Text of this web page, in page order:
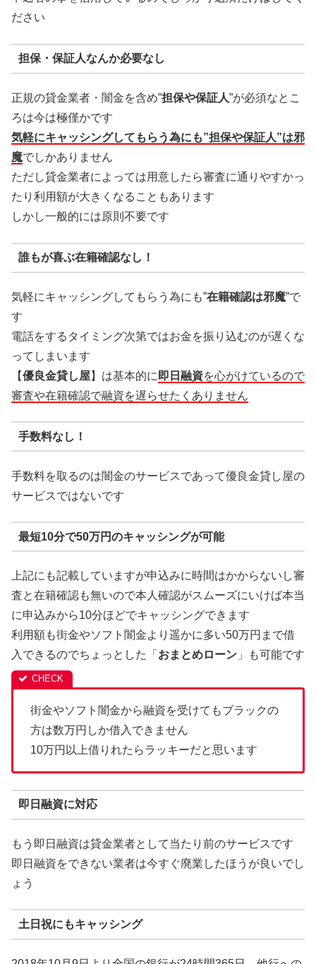
ださい
担保・保証人なんか必要なし
正規の貸金業者・闇金を含め”担保や保証人”が必須なとこ
ろは今は極僅かです
気軽にキャッシングしてもらう為にも”担保や保証人”は邪
魔でしかありません
ただし貸金業者によっては用意したら審査に通りやすかっ
たり利用額が大きくなることもあります
しかし一般的には原則不要です
誰もが喜ぶ在籍確認なし！
気軽にキャッシングしてもらう為にも”在籍確認は邪魔”で
す
電話をするタイミング次第ではお金を振り込むのが遅くな
ってしまいます
【優良金貸し屋】は基本的に 即日融資を心がけているので
審査や在籍確認で融資を遅らせたくありません
手数料なし！
手数料を取るのは闇金のサービスであって優良金貸し屋の
サービスではないです
最短10分で50万円のキャッシングが可能
上記にも記載していますが申込みに時間はかからないし審
査と在籍確認も無いので本人確認がスムーズにいけば本当
に申込みから10分ほどでキャッシングできます
利用額も街金やソフト闇金より遥かに多い50万円まで借
入できるのでちょっとした「 おまとめローン 」も可能です
街金やソフト闇金から融資を受けてもブラックの
方は数万円しか借入できません
10万円以上借りれたらラッキーだと思います
即日融資に対応
もう即日融資は貸金業者として当たり前のサービスです
即日融資をできない業者は今すぐ廃業したほうが良いでし
ょう
土日祝にもキャッシング